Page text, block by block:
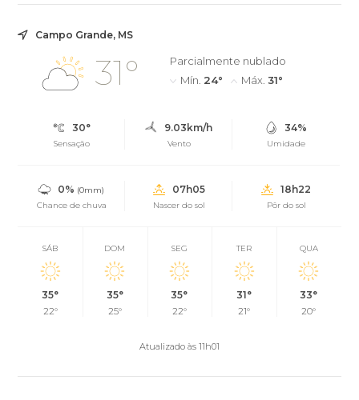
Campo Grande, MS
31°
Parcialmente nublado
Mín. 24° Máx. 31°
30°
Sensação
9.03km/h
Vento
34%
Umidade
0% (0mm)
Chance de chuva
07h05
Nascer do sol
18h22
Pôr do sol
SÁB
35°
22°
DOM
35°
25°
SEG
35°
22°
TER
31°
21°
QUA
33°
20°
Atualizado às 11h01